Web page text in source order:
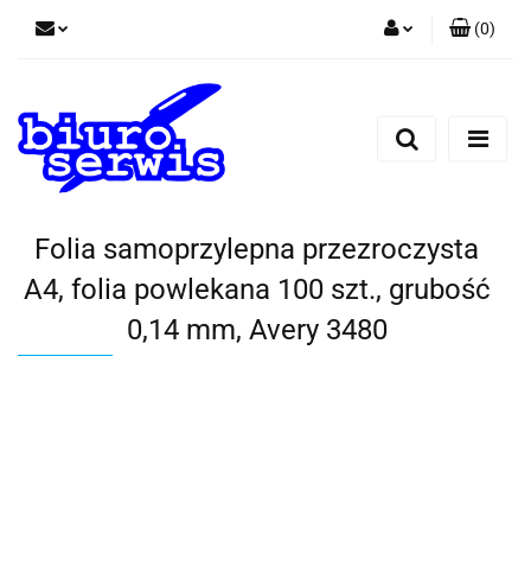
Zarejestruj się
(0)
Folia samoprzylepna przezroczysta
A4, folia powlekana 100 szt., grubość
0,14 mm, Avery 3480